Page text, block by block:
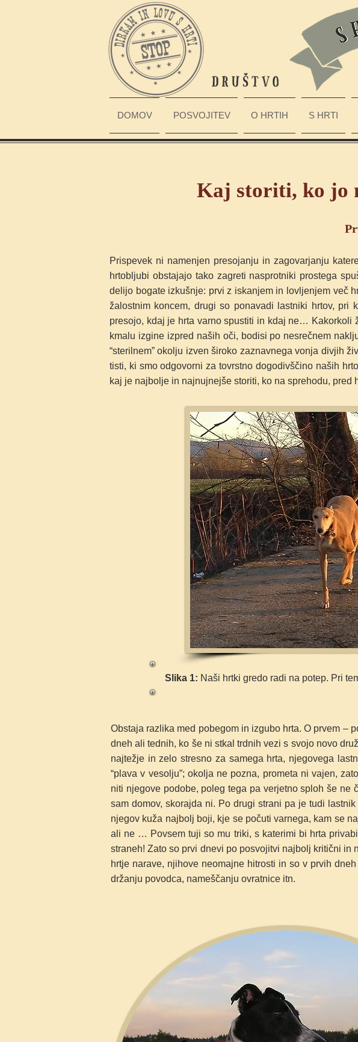
DOMOV POSVOJITEV O HRTIH S HRTI
Kaj storiti, ko jo
Prispevek ni namenjen presojanju in zagovarjanju
hrtobljubi obstajajo tako zagreti nasprotniki prostega
delijo bogate izkušnje: prvi z iskanjem in lovljenjem več
žalostnim koncem, drugi so ponavadi lastniki hrtov, pri
presojo, kdaj je hrta varno spustiti in kdaj ne… Kakorkoli
kmalu izgine izpred naših oči, bodisi po nesrečnem
“sterilnem” okolju izven široko zaznavnega vonja divjih
tisti, ki smo odgovorni za tovrstno dogodivščino naših
kaj je najbolje in najnujnejše storiti, ko na sprehodu, pred
Slika 1: Naši hrtki gredo radi na potep. Pri
Obstaja razlika med pobegom in izgubo hrta. O prvem –
dneh ali tednih, ko še ni stkal trdnih vezi s svojo novo
najtežje in zelo stresno za samega hrta, njegovega
“plava v vesolju”; okolja ne pozna, prometa ni vajen,
niti njegove podobe, poleg tega pa verjetno sploh še ne
sam domov, skorajda ni. Po drugi strani pa je tudi
njegov kuža najbolj boji, kje se počuti varnega, kam se
ali ne … Povsem tuji so mu triki, s katerimi bi hrta
straneh! Zato so prvi dnevi po posvojitvi najbolj kritični
hrtje narave, njihove neomajne hitrosti in so v prvih
držanju povodca, nameščanju ovratnice itn.